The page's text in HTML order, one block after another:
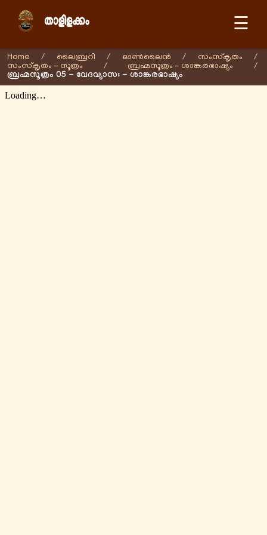
☰
Home / ലൈബ്രറി / ഓണ്‍ലൈന്‍ / സംസ്കൃതം
/
സംസ്കൃതം - സൂത്രം
/ ബ്രഹ്മസൂത്രം - ശാങ്കരഭാഷ്യം /
ബ്രഹ്മസൂത്രം 05 - വേദവ്യാസഃ - ശാങ്കരഭാഷ്യം